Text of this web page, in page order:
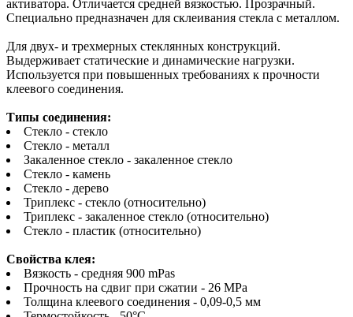
активатора. Отличается средней вязкостью. Прозрачный.
Специально предназначен для склеивания стекла с металлом.
Для двух- и трехмерных стеклянных конструкций.
Выдерживает статические и динамические нагрузки.
Используется при повышенных требованиях к прочности
клеевого соединения.
Типы соединения:
Стекло - стекло
Cтекло - металл
Закаленное стекло - закаленное стекло
Стекло - камень
Стекло - дерево
Триплекс - стекло (относительно)
Триплекс - закаленное стекло (относительно)
Стекло - пластик (относительно)
Свойства клея:
Вязкость - средняя 900 mPas
Прочность на сдвиг при сжатии - 26 MPa
Толщина клеевого соединения - 0,09-0,5 мм